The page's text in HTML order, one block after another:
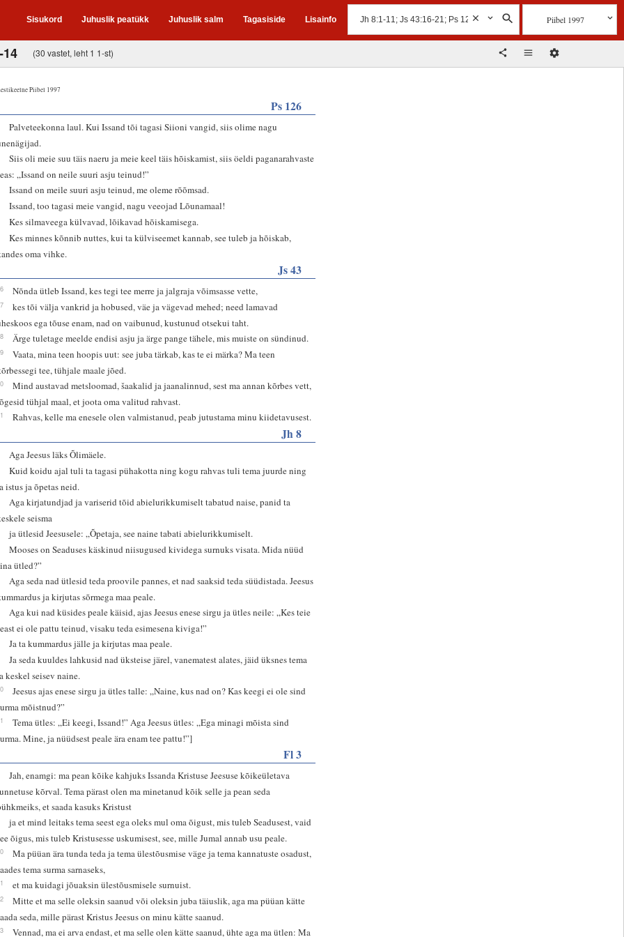
Sisukord Juhuslik peatükk Juhuslik salm Tagasiside Lisainfo Piibel 1997
(30 vastet, leht 1 1-st)
Piibel 1997
Ps 126
Palveteekonna laul. Kui Issand tõi tagasi Siioni vangid, siis olime nagu
Siis oli meie suu täis naeru ja meie keel täis hõiskamist, siis öeldi paganarahvaste
„Issand on neile suuri asju teinud!”
Issand on meile suuri asju teinud, me oleme rõõmsad.
Issand, too tagasi meie vangid, nagu veeojad Lõunamaal!
Kes silmaveega külvavad, lõikavad hõiskamisega.
Kes minnes kõnnib nuttes, kui ta külviseemet kannab, see tuleb ja hõiskab,
oma vihke.
Js 43
Nõnda ütleb Issand, kes tegi tee merre ja jalgraja võimsasse vette,
kes tõi välja vankrid ja hobused, väe ja vägevad mehed; need lamavad
ega tõuse enam, nad on vaibunud, kustunud otsekui taht.
Ärge tuletage meelde endisi asju ja ärge pange tähele, mis muiste on sündinud.
Vaata, mina teen hoopis uut: see juba tärkab, kas te ei märka? Ma teen
tee, tühjale maale jõed.
Mind austavad metsloomad, šaakalid ja jaanalinnud, sest ma annan kõrbes vett,
tühjal maal, et joota oma valitud rahvast.
Rahvas, kelle ma enesele olen valmistanud, peab jutustama minu kiidetavusest.
Jh 8
Aga Jeesus läks Õlimäele.
Kuid koidu ajal tuli ta tagasi pühakotta ning kogu rahvas tuli tema juurde ning
istus ja õpetas neid.
Aga kirjatundjad ja variserid tõid abielurikkumiselt tabatud naise, panid ta
seisma
ja ütlesid Jeesusele: „Õpetaja, see naine tabati abielurikkumiselt.
Mooses on Seaduses käskinud niisugused kividega surnuks visata. Mida nüüd
ütled?”
Aga seda nad ütlesid teda proovile pannes, et nad saaksid teda süüdistada. Jeesus
ja kirjutas sõrmega maa peale.
Aga kui nad küsides peale käisid, ajas Jeesus enese sirgu ja ütles neile: „Kes teie
ei ole pattu teinud, visaku teda esimesena kiviga!”
Ja ta kummardus jälle ja kirjutas maa peale.
Ja seda kuuldes lahkusid nad üksteise järel, vanematest alates, jäid üksnes tema
keskel seisev naine.
Jeesus ajas enese sirgu ja ütles talle: „Naine, kus nad on? Kas keegi ei ole sind
mõistnud?”
Tema ütles: „Ei keegi, Issand!” Aga Jeesus ütles: „Ega minagi mõista sind
Mine, ja nüüdsest peale ära enam tee pattu!”]
Fl 3
Jah, enamgi: ma pean kõike kahjuks Issanda Kristuse Jeesuse kõikeületava
kõrval. Tema pärast olen ma minetanud kõik selle ja pean seda
et saada kasuks Kristust
ja et mind leitaks tema seest ega oleks mul oma õigust, mis tuleb Seadusest, vaid
õigus, mis tuleb Kristusesse uskumisest, see, mille Jumal annab usu peale.
Ma püüan ära tunda teda ja tema ülestõusmise väge ja tema kannatuste osadust,
tema surma sarnaseks,
et ma kuidagi jõuaksin ülestõusmisele surnuist.
Mitte et ma selle oleksin saanud või oleksin juba täiuslik, aga ma püüan kätte
seda, mille pärast Kristus Jeesus on minu kätte saanud.
Vennad, ma ei arva endast, et ma selle olen kätte saanud, ühte aga ma ütlen: Ma